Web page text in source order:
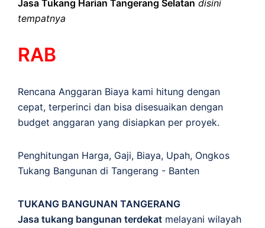
Jasa Tukang Harian Tangerang Selatan disini
tempatnya
RAB
Rencana Anggaran Biaya kami hitung dengan
cepat, terperinci dan bisa disesuaikan dengan
budget anggaran yang disiapkan per proyek.
Penghitungan Harga, Gaji, Biaya, Upah, Ongkos
Tukang Bangunan di Tangerang - Banten
TUKANG BANGUNAN TANGERANG
Jasa tukang bangunan terdekat melayani wilayah